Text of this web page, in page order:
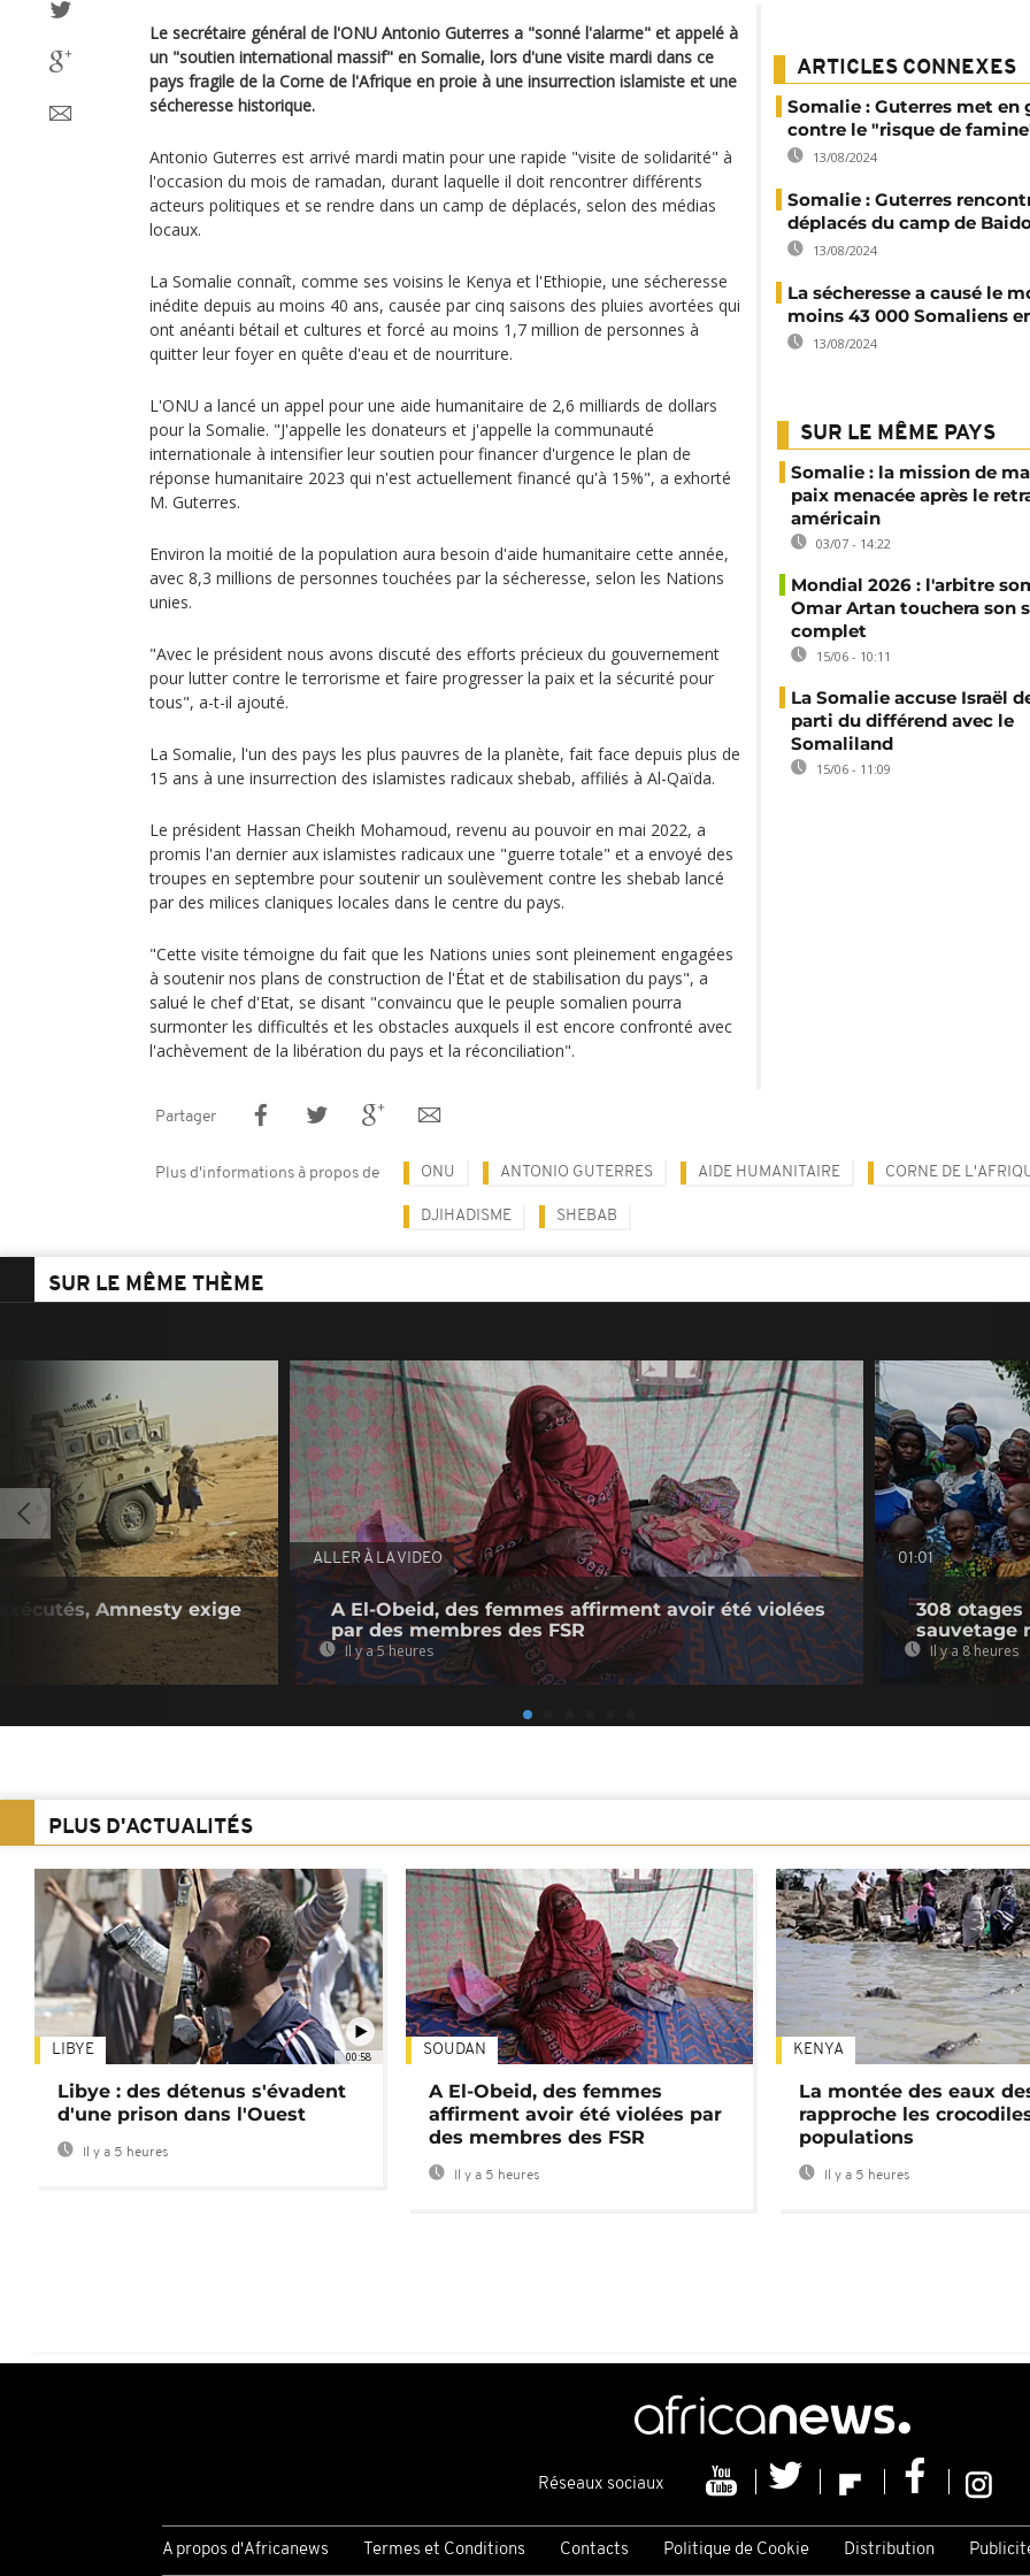
Le secrétaire général de l'ONU Antonio Guterres a "sonné l'alarme" et appelé à
un "soutien international massif" en Somalie, lors d'une visite mardi dans ce
pays fragile de la Corne de l'Afrique en proie à une insurrection islamiste et une
sécheresse historique.
Antonio Guterres est arrivé mardi matin pour une rapide "visite de solidarité" à
l'occasion du mois de ramadan, durant laquelle il doit rencontrer différents
acteurs politiques et se rendre dans un camp de déplacés, selon des médias
locaux.
La Somalie connaît, comme ses voisins le Kenya et l'Ethiopie, une sécheresse
inédite depuis au moins 40 ans, causée par cinq saisons des pluies avortées qui
ont anéanti bétail et cultures et forcé au moins 1,7 million de personnes à
quitter leur foyer en quête d'eau et de nourriture.
L'ONU a lancé un appel pour une aide humanitaire de 2,6 milliards de dollars
pour la Somalie. "J'appelle les donateurs et j'appelle la communauté
internationale à intensifier leur soutien pour financer d'urgence le plan de
réponse humanitaire 2023 qui n'est actuellement financé qu'à 15%", a exhorté
M. Guterres.
Environ la moitié de la population aura besoin d'aide humanitaire cette année,
avec 8,3 millions de personnes touchées par la sécheresse, selon les Nations
unies.
"Avec le président nous avons discuté des efforts précieux du gouvernement
pour lutter contre le terrorisme et faire progresser la paix et la sécurité pour
tous", a-t-il ajouté.
La Somalie, l'un des pays les plus pauvres de la planète, fait face depuis plus de
15 ans à une insurrection des islamistes radicaux shebab, affiliés à Al-Qaïda.
Le président Hassan Cheikh Mohamoud, revenu au pouvoir en mai 2022, a
promis l'an dernier aux islamistes radicaux une "guerre totale" et a envoyé des
troupes en septembre pour soutenir un soulèvement contre les shebab lancé
par des milices claniques locales dans le centre du pays.
"Cette visite témoigne du fait que les Nations unies sont pleinement engagées
à soutenir nos plans de construction de l'État et de stabilisation du pays", a
salué le chef d'Etat, se disant "convaincu que le peuple somalien pourra
surmonter les difficultés et les obstacles auxquels il est encore confronté avec
l'achèvement de la libération du pays et la réconciliation".
ARTICLES CONNEXES
Somalie : Guterres met en
contre le "risque de
13/08/2024
Somalie : Guterres
déplacés du camp de
13/08/2024
La sécheresse a causé le
moins 43 000 Somaliens
13/08/2024
SUR LE MÊME PAYS
Somalie : la mission de
paix menacée après le
américain
03/07 - 14:22
Mondial 2026 : l'arbitre
Omar Artan touchera son
complet
15/06 - 10:11
La Somalie accuse Israël
parti du différend avec le
Somaliland
15/06 - 11:09
Partager
Plus d'informations à propos de ONU ANTONIO GUTERRES AIDE HUMANITAIRE CORNE DE
DJIHADISME SHEBAB
SUR LE MÊME THÈME
Amnesty exige
ALLER À LA VIDEO
A El-Obeid, des femmes affirment avoir été violées
par des membres des FSR
Il y a 5 heures
01:01
308 otages
sauvetage
Il y a 8 heures
PLUS D'ACTUALITÉS
00:58
LIBYE
Libye : des détenus s'évadent
d'une prison dans l'Ouest
Il y a 5 heures
SOUDAN
A El-Obeid, des femmes
affirment avoir été violées par
des membres des FSR
Il y a 5 heures
KENYA
La montée des eaux
rapproche les
populations
Il y a 5 heures
Réseaux sociaux
A propos d'Africanews Termes et Conditions Contacts Politique de Cookie Distribution